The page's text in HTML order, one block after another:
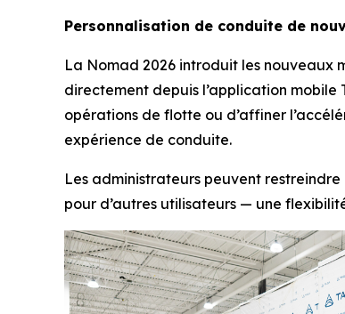
Personnalisation de conduite de
La Nomad 2026 introduit les nouveaux
directement depuis l’application mobile
opérations de flotte ou d’affiner
expérience de conduite.
Les administrateurs peuvent
pour d’autres utilisateurs — une